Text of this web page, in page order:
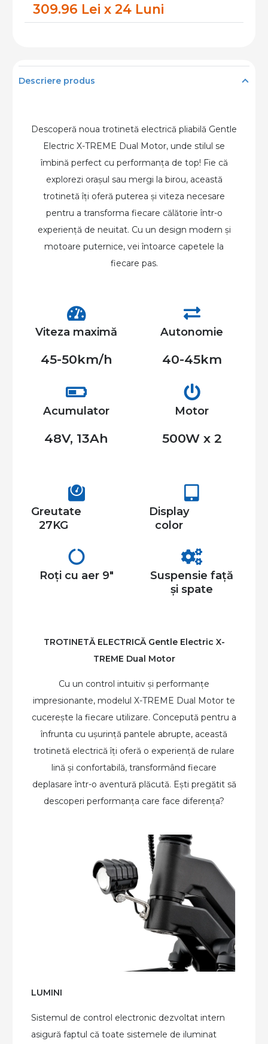
Electric
X-
309.96 Lei x 24 Luni
Descriere produs
Descoperă noua trotinetă electrică pliabilă Gentle
Electric X-TREME Dual Motor, unde stilul se
îmbină perfect cu performanța de top! Fie că
explorezi orașul sau mergi la birou, această
trotinetă îți oferă puterea și viteza necesare
pentru a transforma fiecare călătorie într-o
experiență de neuitat. Cu un design modern și
motoare puternice, vei întoarce capetele la
fiecare pas.
Viteza maximă
45-50km/h
Autonomie
40-45km
Acumulator
48V, 13Ah
Motor
500W x 2
Greutate
27KG
Display
color
Roți cu aer 9″
Suspensie față
și spate
TROTINETĂ ELECTRICĂ Gentle Electric X-
TREME Dual Motor
Cu un control intuitiv și performanțe
impresionante, modelul X-TREME Dual Motor te
cucerește la fiecare utilizare. Concepută pentru a
înfrunta cu ușurință pantele abrupte, această
trotinetă electrică îți oferă o experiență de rulare
lină și confortabilă, transformând fiecare
deplasare într-o aventură plăcută. Ești pregătit să
descoperi performanța care face diferența?
LUMINI
Sistemul de control electronic dezvoltat intern
asigură faptul că toate sistemele de iluminat